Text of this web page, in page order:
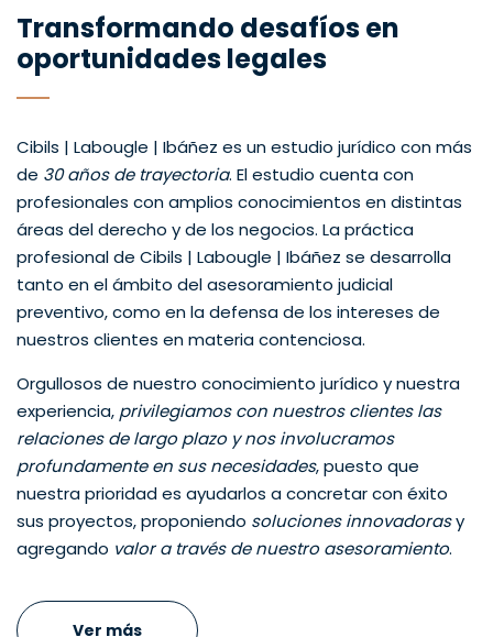
Transformando desafíos en
oportunidades legales
Cibils | Labougle | Ibáñez es un estudio jurídico con más
de 30 años de trayectoria. El estudio cuenta con
profesionales con amplios conocimientos en distintas
áreas del derecho y de los negocios. La práctica
profesional de Cibils | Labougle | Ibáñez se desarrolla
tanto en el ámbito del asesoramiento judicial
preventivo, como en la defensa de los intereses de
nuestros clientes en materia contenciosa.
Orgullosos de nuestro conocimiento jurídico y nuestra
experiencia, privilegiamos con nuestros clientes las
relaciones de largo plazo y nos involucramos
profundamente en sus necesidades, puesto que
nuestra prioridad es ayudarlos a concretar con éxito
sus proyectos, proponiendo soluciones innovadorasy
agregando valor a través de nuestro asesoramiento.
Ver más